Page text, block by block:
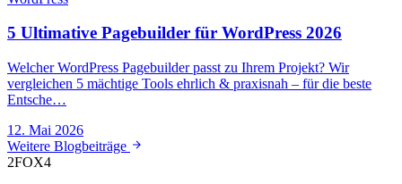
5 Ultimative Pagebuilder für WordPress 2026
Welcher WordPress Pagebuilder passt zu Ihrem Projekt? Wir
vergleichen 5 mächtige Tools ehrlich & praxisnah – für die beste
Entsche…
12. Mai 2026
Weitere Blogbeiträge
2FOX4